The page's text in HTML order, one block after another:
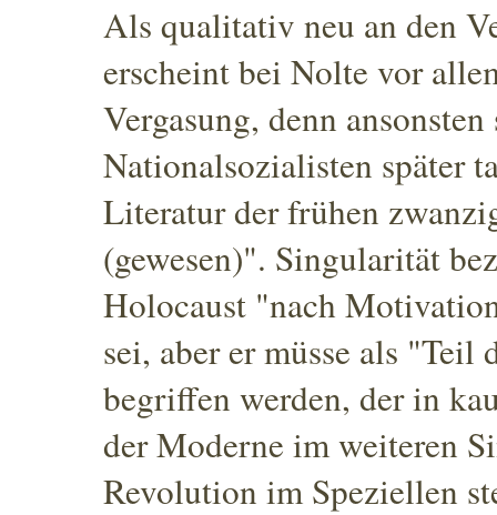
Als qualitativ neu an den
erscheint bei Nolte vor
Vergasung, denn
Nationalsozialisten später
Literatur der frühen
(gewesen)". Singularität
Holocaust "nach
sei, aber er müsse als "Teil
begriffen werden, der in
der Moderne im weiteren
Revolution im Speziellen